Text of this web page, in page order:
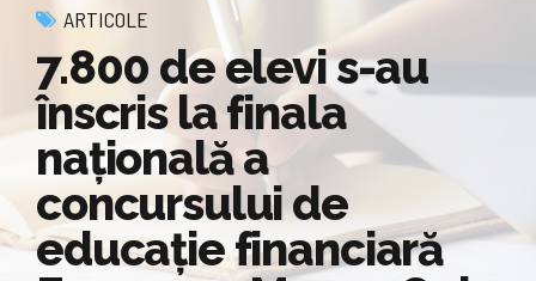
ARTICOLE
7.800 de elevi s-au
înscris la finala
națională a
concursului de
educație financiară